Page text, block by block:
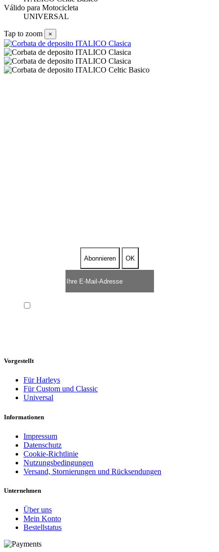
Válido para Motocicleta
UNIVERSAL
Tap to zoom ×
Vorgestellt
Für Harleys
Für Custom und Classic
Universal
Informationen
Impressum
Datenschutz
Cookie-Richtlinie
Nutzungsbedingungen
Versand, Stornierungen und Rücksendungen
Unternehmen
Über uns
Mein Konto
Bestellstatus